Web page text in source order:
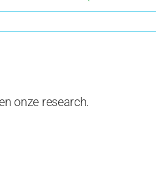
onze research.